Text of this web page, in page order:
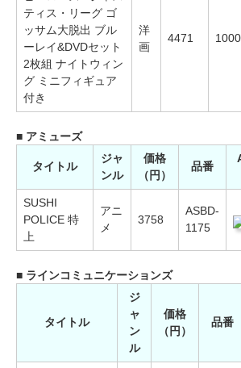
ティス・リーグ ゴ
ッサム大脱出 ブル
ーレイ&DVDセット
2枚組 ナイトウィン
グ ミニフィギュア
付き
洋
画
4471
■ アミューズ
タイトル
ジャ
ンル
価格
（円）
品番
SUSHI
POLICE 特
上
アニ
メ
3758
ASBD-
1175
■ ラインコミュニケーションズ
タイトル
ジ
ャ
ン
ル
価格
（円）
品番